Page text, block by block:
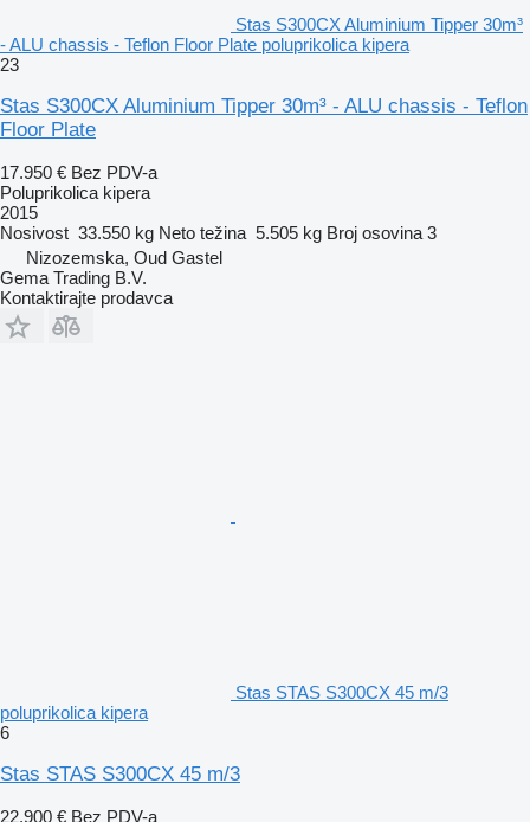
Stas S300CX Aluminium Tipper 30m³
- ALU chassis - Teflon Floor Plate poluprikolica kipera
23
Stas S300CX Aluminium Tipper 30m³ - ALU chassis - Teflon
Floor Plate
17.950 € Bez PDV-a
Poluprikolica kipera
2015
Nosivost 33.550 kg Neto težina 5.505 kg Broj osovina 3
Nizozemska, Oud Gastel
Gema Trading B.V.
Kontaktirajte prodavca
Stas STAS S300CX 45 m/3
poluprikolica kipera
6
Stas STAS S300CX 45 m/3
22.900 € Bez PDV-a